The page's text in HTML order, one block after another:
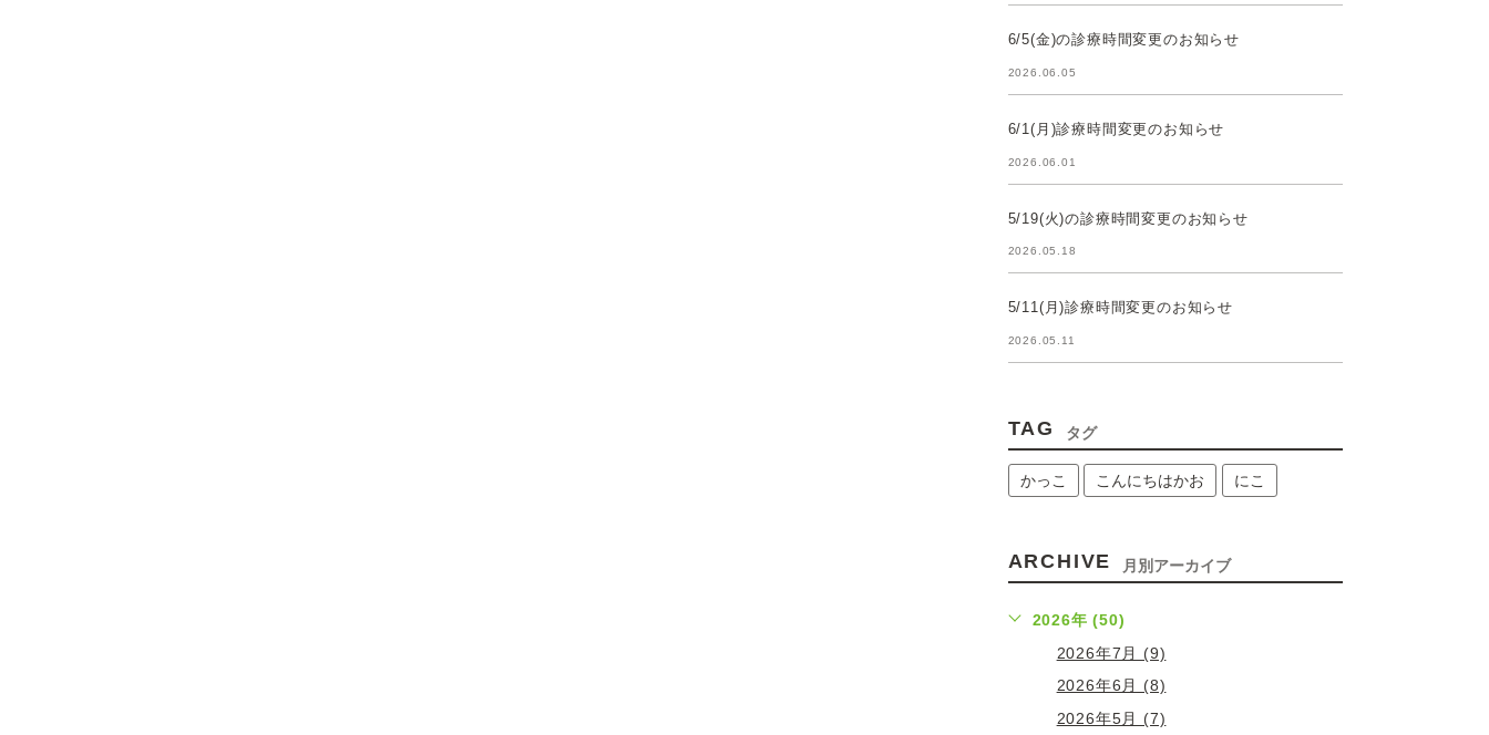
6/5(金)の診療時間変更のお知らせ
2026.06.05
6/1(月)診療時間変更のお知らせ
2026.06.01
5/19(火)の診療時間変更のお知らせ
2026.05.18
5/11(月)診療時間変更のお知らせ
2026.05.11
TAG タグ
かっこ こんにちはかお にこ
ARCHIVE 月別アーカイブ
2026年 (50)
2026年7月 (9)
2026年6月 (8)
2026年5月 (7)